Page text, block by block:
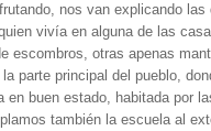
nos van explicando las
vivía en alguna de las
escombros, otras apenas
parte principal del pueblo,
en buen estado, habitada por
también la escuela al